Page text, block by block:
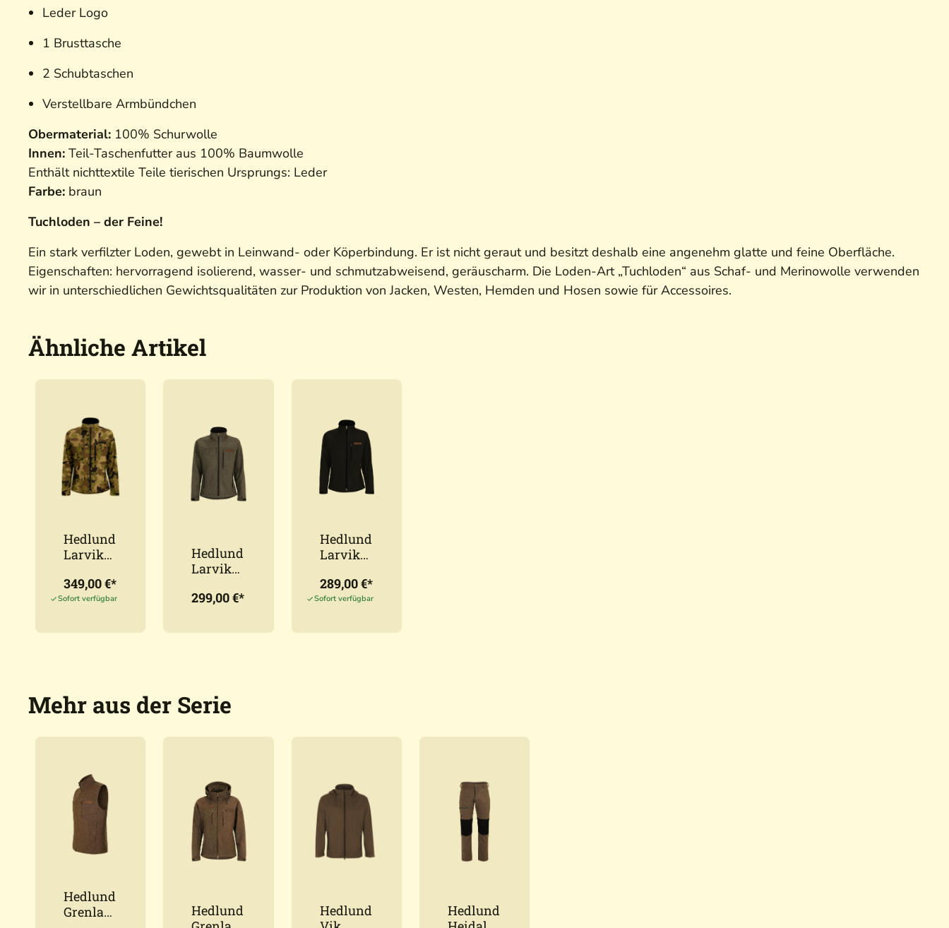
Leder Logo
1 Brusttasche
2 Schubtaschen
Verstellbare Armbündchen
Obermaterial: 100% Schurwolle
Innen: Teil-Taschenfutter aus 100% Baumwolle
Enthält nichttextile Teile tierischen Ursprungs: Leder
Farbe: braun
Tuchloden – der Feine!
Ein stark verfilzter Loden, gewebt in Leinwand- oder Köperbindung. Er ist nicht geraut und besitzt deshalb eine angenehm glatte und feine Oberfläche.
Eigenschaften: hervorragend isolierend, wasser- und schmutzabweisend, geräuscharm. Die Loden-Art „Tuchloden“ aus Schaf- und Merinowolle verwenden
wir in unterschiedlichen Gewichtsqualitäten zur Produktion von Jacken, Westen, Hemden und Hosen sowie für Accessoires.
Ähnliche Artikel
Hedlund
Larvik
Silent
Forest
349,00 €*
Sofort verfügbar
Hedlund
Larvik
- Herren
299,00 €*
Hedlund
Larvik
Lodenja
cke
289,00 €*
Sofort verfügbar
Mehr aus der Serie
Hedlund
Grenlan
Hedlund
Hedlund
Hedlund